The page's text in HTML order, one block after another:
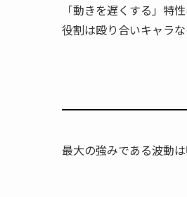
「動きを遅くする」特
役割は殴り合いキャラ
最大の強みである波動